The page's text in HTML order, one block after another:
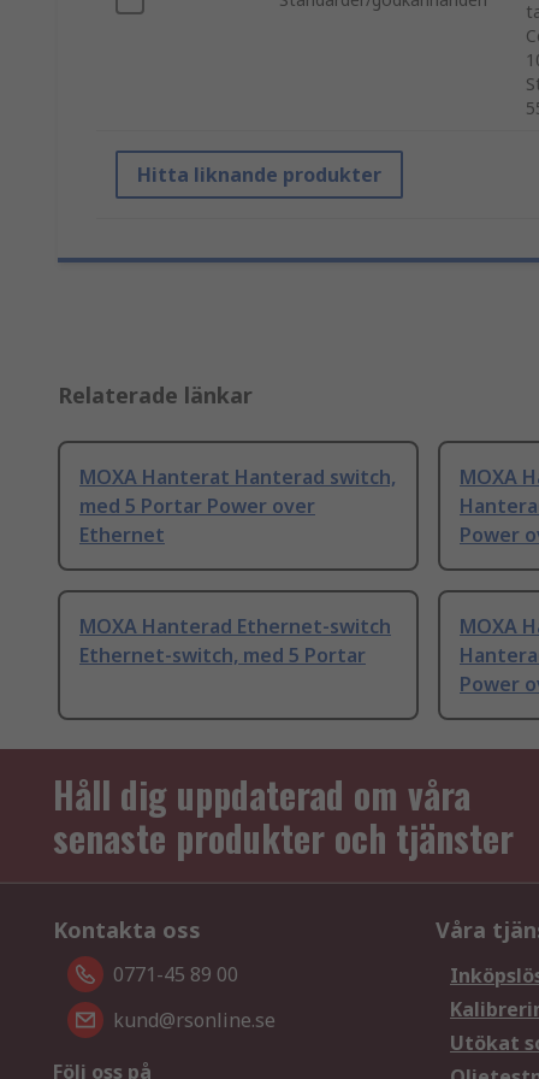
Hitta liknande produkter
Relaterade länkar
MOXA Hanterat Hanterad switch,
med 5 Portar Power over
Ethernet
MOXA
Power
MOXA Hanterad Ethernet-switch
Ethernet-switch, med 5 Portar
MOXA
Power
Håll dig uppdaterad om våra
senaste produkter och tjänster
Kontakta oss
0771-45 89 00
kund@rsonline.se
Följ oss på
Våra
Utökat